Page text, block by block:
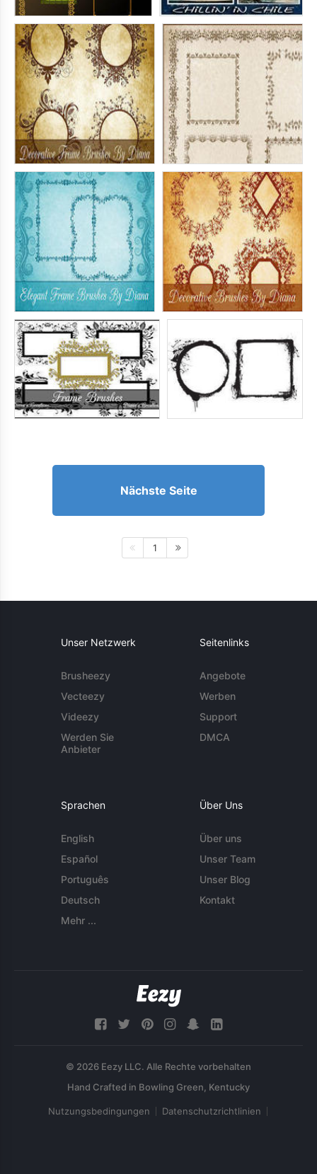
Nächste Seite
1
Unser Netzwerk
Brusheezy
Vecteezy
Videezy
Werden Sie
Anbieter
Seitenlinks
Angebote
Werben
Support
DMCA
Sprachen
English
Español
Português
Deutsch
Mehr ...
Über Uns
Über uns
Unser Team
Unser Blog
Kontakt
© 2026 Eezy LLC. Alle Rechte vorbehalten
Nutzungsbedingungen Datenschutzrichtlinien